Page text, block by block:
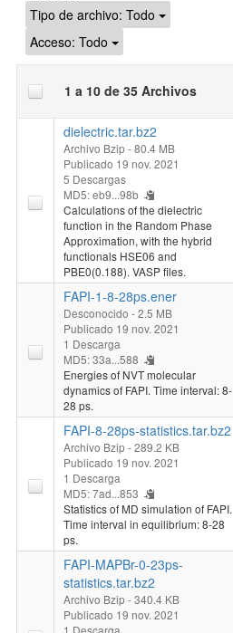
Tipo de archivo: Todo
Acceso: Todo
1 a 10 de 35 Archivos
dielectric.tar.bz2
Archivo Bzip- 80.4 MB
Publicado 19 nov. 2021
5 Descargas
MD5: eb9...98b
Calculations of the dielectric
function in the Random Phase
Approximation, with the hybrid
functionals HSE06 and
PBE0(0.188). VASP files.
FAPI-1-8-28ps.ener
Desconocido - 2.5 MB
Publicado 19 nov. 2021
1 Descarga
MD5: 33a...588
Energies of NVT molecular
dynamics of FAPI. Time interval: 8-
28 ps.
FAPI-8-28ps-statistics.tar.bz2
Archivo Bzip- 289.2 KB
Publicado 19 nov. 2021
1 Descarga
MD5: 7ad...853
Statistics of MD simulation of FAPI.
Time interval in equilibrium: 8-28
ps.
FAPI-MAPBr-0-23ps-
statistics.tar.bz2
Archivo Bzip- 340.4 KB
Publicado 19 nov. 2021
1 Descarga